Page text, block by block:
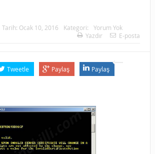
Tarih: Ocak 10, 2016 Kategori:
Yorum Yok
Yazdır E-posta
Tweetle Paylaş Paylaş